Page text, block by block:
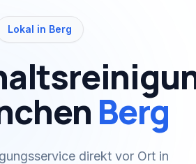
Lokal in Berg
Berg
direkt vor Ort in